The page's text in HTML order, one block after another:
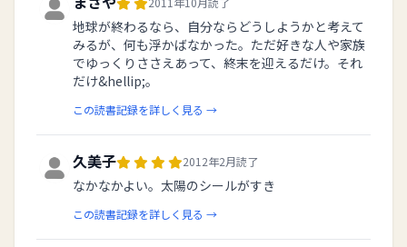
地球が終わるなら、自分ならどうしようかと考えて
みるが、何も浮かばなかった。ただ好きな人や家族
でゆっくりささえあって、終末を迎えるだけ。それ
だけ&hellip;。
この読書記録を詳しく見る →
久美子 2012年2月読了
なかなかよい。太陽のシールがすき
この読書記録を詳しく見る →